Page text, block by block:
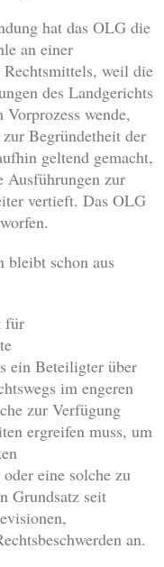
hat das OLG die
an einer
Rechtsmittels, weil die
des Landgerichts
wende,
Begründetheit der
geltend gemacht,
Ausführungen zur
vertieft. Das OLG
bleibt schon aus
für
ein Beteiligter über
im engeren
zur Verfügung
ergreifen muss, um
eine solche zu
Grundsatz seit
an.